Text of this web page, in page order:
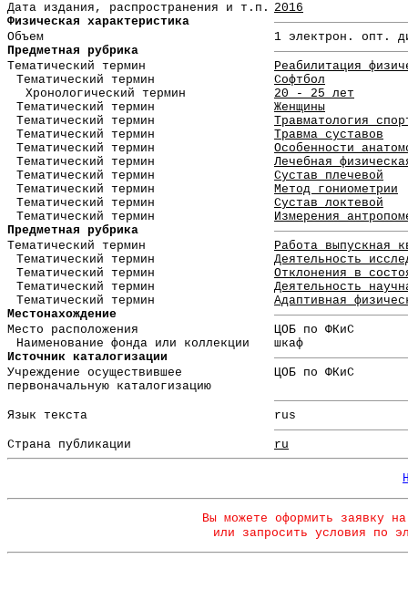
Дата издания, распространения и т.п. 2016
Физическая характеристика
Объем
1 электрон. опт.
Предметная рубрика
Тематический термин
Реабилитация
Тематический термин
Софтбол
Хронологический термин
20 - 25 лет
Тематический термин
Женщины
Тематический термин
Травматология
Тематический термин
Травма суставов
Тематический термин
Особенности
Тематический термин
Лечебная
Тематический термин
Сустав плечевой
Тематический термин
Метод гониометрии
Тематический термин
Сустав локтевой
Тематический термин
Измерения
Предметная рубрика
Тематический термин
Работа выпускная
Тематический термин
Деятельность
Тематический термин
Отклонения в
Тематический термин
Деятельность
Тематический термин
Адаптивная
Местонахождение
Место расположения
ЦОБ по ФКиС
Наименование фонда или коллекции
шкаф
Источник каталогизации
Учреждение осуществившее
первоначальную каталогизацию
ЦОБ по ФКиС
Язык текста rus
Страна публикации ru
Вы можете оформить заявку
или запросить условия по